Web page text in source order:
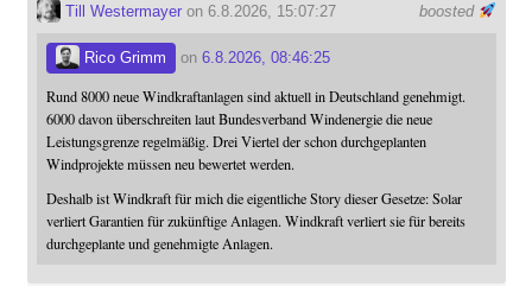
boosted
Till Westermayeron 6.8.2026, 15:07:27
Rico Grimm on 6.8.2026, 08:46:25
Rund 8000 neue Windkraftanlagen sind aktuell in Deutschland genehmigt.
6000 davon überschreiten laut Bundesverband Windenergie die neue
Leistungsgrenze regelmäßig. Drei Viertel der schon durchgeplanten
Windprojekte müssen neu bewertet werden.
Deshalb ist Windkraft für mich die eigentliche Story dieser Gesetze: Solar
verliert Garantien für zukünftige Anlagen. Windkraft verliert sie für bereits
durchgeplante und genehmigte Anlagen.